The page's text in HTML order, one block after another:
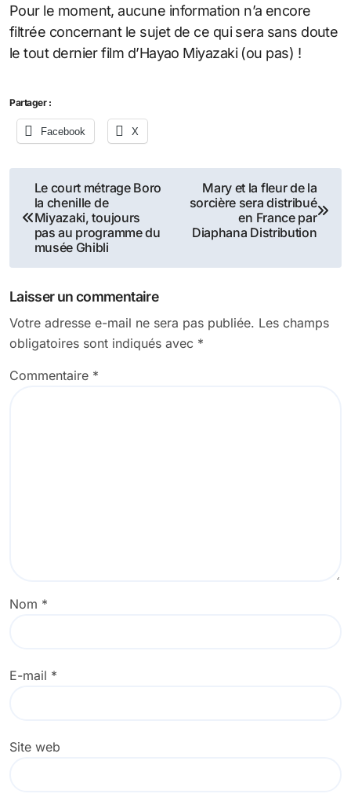
Pour le moment, aucune information n’a encore
filtrée concernant le sujet de ce qui sera sans doute
le tout dernier film d’Hayao Miyazaki (ou pas) !
Partager :
Facebook X
Navigation
de
l’article
Le court métrage Boro
la chenille de
Miyazaki, toujours
pas au programme du
musée Ghibli
Mary et la fleur de la
sorcière sera distribué
en France par
Diaphana Distribution
Laisser un commentaire
Votre adresse e-mail ne sera pas publiée. Les champs
obligatoires sont indiqués avec *
Commentaire *
Nom *
E-mail *
Site web